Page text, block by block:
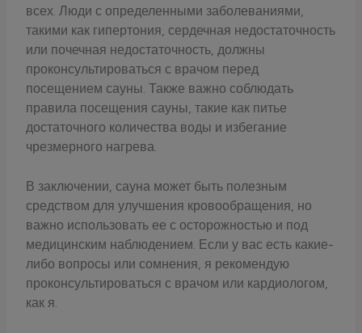
всех. Люди с определенными заболеваниями,
такими как гипертония, сердечная недостаточность
или почечная недостаточность, должны
проконсультироваться с врачом перед
посещением сауны. Также важно соблюдать
правила посещения сауны, такие как питье
достаточного количества воды и избегание
чрезмерного нагрева.
В заключении, сауна может быть полезным
средством для улучшения кровообращения, но
важно использовать ее с осторожностью и под
медицинским наблюдением. Если у вас есть какие-
либо вопросы или сомнения, я рекомендую
проконсультироваться с врачом или кардиологом,
как я.